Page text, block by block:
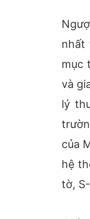
nhất
mục
và
lý
của
hệ
tờ,